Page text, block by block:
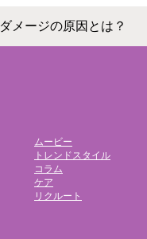
ダメージの原因とは？
ムービー
トレンドスタイル
コラム
ケア
リクルート